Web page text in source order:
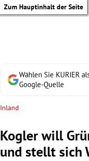
Zum Hauptinhalt der Seite
Wählen Sie KURIER
Google-Quelle
Inland
Kogler will
und stellt sich